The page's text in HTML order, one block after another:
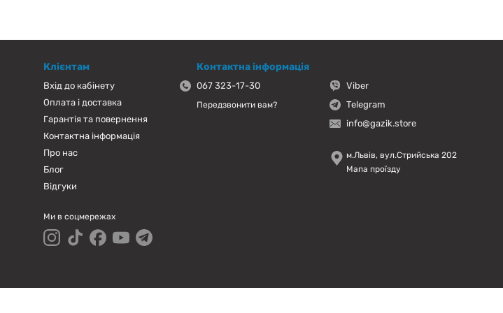
Клієнтам
Вхід до кабінету
Оплата і доставка
Гарантія та повернення
Контактна інформація
Про нас
Блог
Відгуки
Ми в соцмережах
Контактна інформація
067 323-17-30
Передзвонити вам?
Viber
Telegram
info@gazik.store
м.Львів, вул.Стрийська 202
Мапа проїзду